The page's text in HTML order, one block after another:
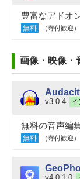
豊富なアドオ
無料 （寄付歓迎）
画像・映像・
v3.0.4 イ
無料の音声編
無料 （寄付歓迎）